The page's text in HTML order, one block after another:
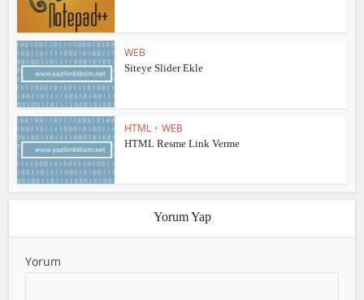
WEB
Siteye Slider Ekle
HTML • WEB
HTML Resme Link Verme
Yorum Yap
Yorum